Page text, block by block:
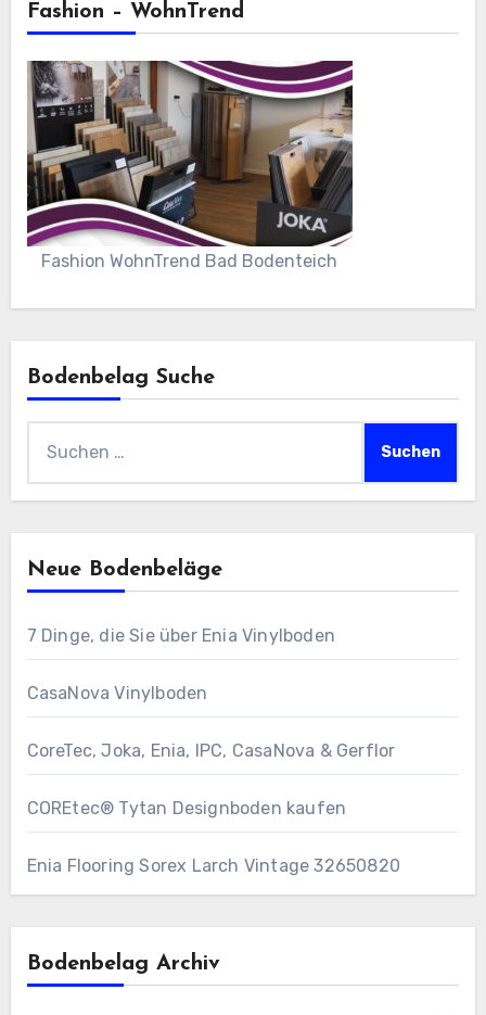
Fashion – WohnTrend
Fashion WohnTrend Bad Bodenteich
Bodenbelag Suche
Neue Bodenbeläge
7 Dinge, die Sie über Enia Vinylboden
CasaNova Vinylboden
CoreTec, Joka, Enia, IPC, CasaNova & Gerflor
COREtec® Tytan Designboden kaufen
Enia Flooring Sorex ​Larch Vintage 32650820
Bodenbelag Archiv